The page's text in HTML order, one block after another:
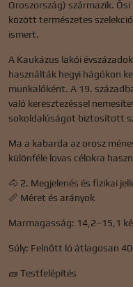
Oroszország) származik.
között természetes
ismert.
A Kaukázus lakói
használták hegyi hágókon
munkalóként. A 19.
való keresztezéssel
sokoldalúságot biztosított
Ma a kabarda az orosz
különféle lovas célokra
🐴 2. Megjelenés és fizikai
📏 Méret és arányok
Marmagasság: 14,2–15,1
Súly: Felnőtt ló átlagosan
🧱 Testfelépítés